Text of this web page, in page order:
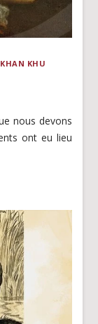
KHU
nous devons
ont eu lieu